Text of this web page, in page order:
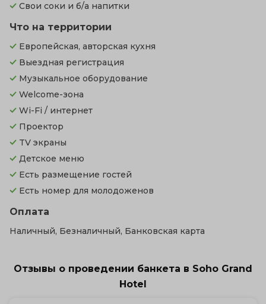
Свои соки и б/а напитки
Что на территории
Европейская, авторская кухня
Выездная регистрация
Музыкальное оборудование
Welcome-зона
Wi-Fi / интернет
Проектор
TV экраны
Детское меню
Есть размещение гостей
Есть номер для молодоженов
Оплата
Наличный, Безналичный, Банковская карта
Отзывы о проведении банкета в Soho Grand
Hotel